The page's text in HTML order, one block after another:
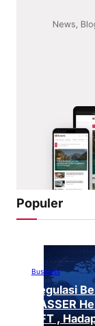
Populer
Business
Regulasi
VASSER
NFT ,